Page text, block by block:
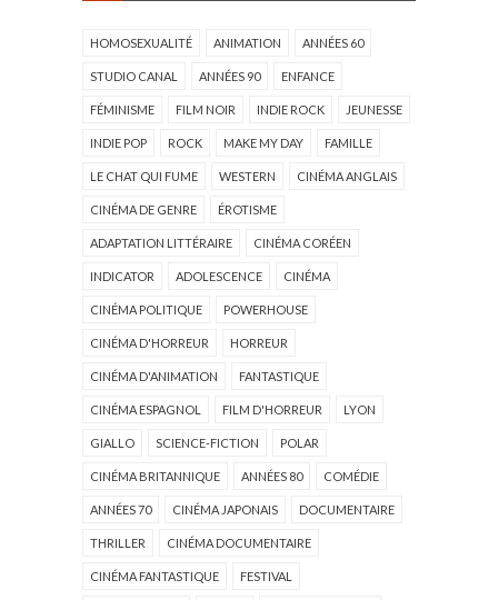
HOMOSEXUALITÉ ANIMATION ANNÉES 60
STUDIO CANAL ANNÉES 90 ENFANCE
FÉMINISME FILM NOIR INDIE ROCK JEUNESSE
INDIE POP ROCK MAKE MY DAY FAMILLE
LE CHAT QUI FUME WESTERN CINÉMA ANGLAIS
CINÉMA DE GENRE ÉROTISME
ADAPTATION LITTÉRAIRE CINÉMA CORÉEN
INDICATOR ADOLESCENCE CINÉMA
CINÉMA POLITIQUE POWERHOUSE
CINÉMA D'HORREUR HORREUR
CINÉMA D'ANIMATION FANTASTIQUE
CINÉMA ESPAGNOL FILM D'HORREUR LYON
GIALLO SCIENCE-FICTION POLAR
CINÉMA BRITANNIQUE ANNÉES 80 COMÉDIE
ANNÉES 70 CINÉMA JAPONAIS DOCUMENTAIRE
THRILLER CINÉMA DOCUMENTAIRE
CINÉMA FANTASTIQUE FESTIVAL